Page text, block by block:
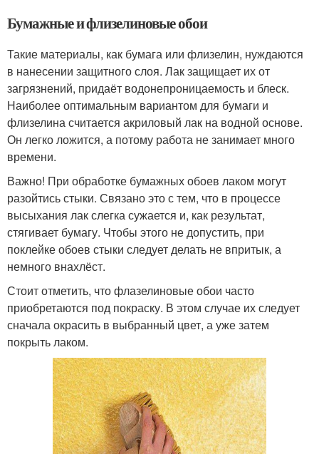
Бумажные и флизелиновые обои
Такие материалы, как бумага или флизелин, нуждаются
в нанесении защитного слоя. Лак защищает их от
загрязнений, придаёт водонепроницаемость и блеск.
Наиболее оптимальным вариантом для бумаги и
флизелина считается акриловый лак на водной основе.
Он легко ложится, а потому работа не занимает много
времени.
Важно! При обработке бумажных обоев лаком могут
разойтись стыки. Связано это с тем, что в процессе
высыхания лак слегка сужается и, как результат,
стягивает бумагу. Чтобы этого не допустить, при
поклейке обоев стыки следует делать не впритык, а
немного внахлёст.
Стоит отметить, что флазелиновые обои часто
приобретаются под покраску. В этом случае их следует
сначала окрасить в выбранный цвет, а уже затем
покрыть лаком.